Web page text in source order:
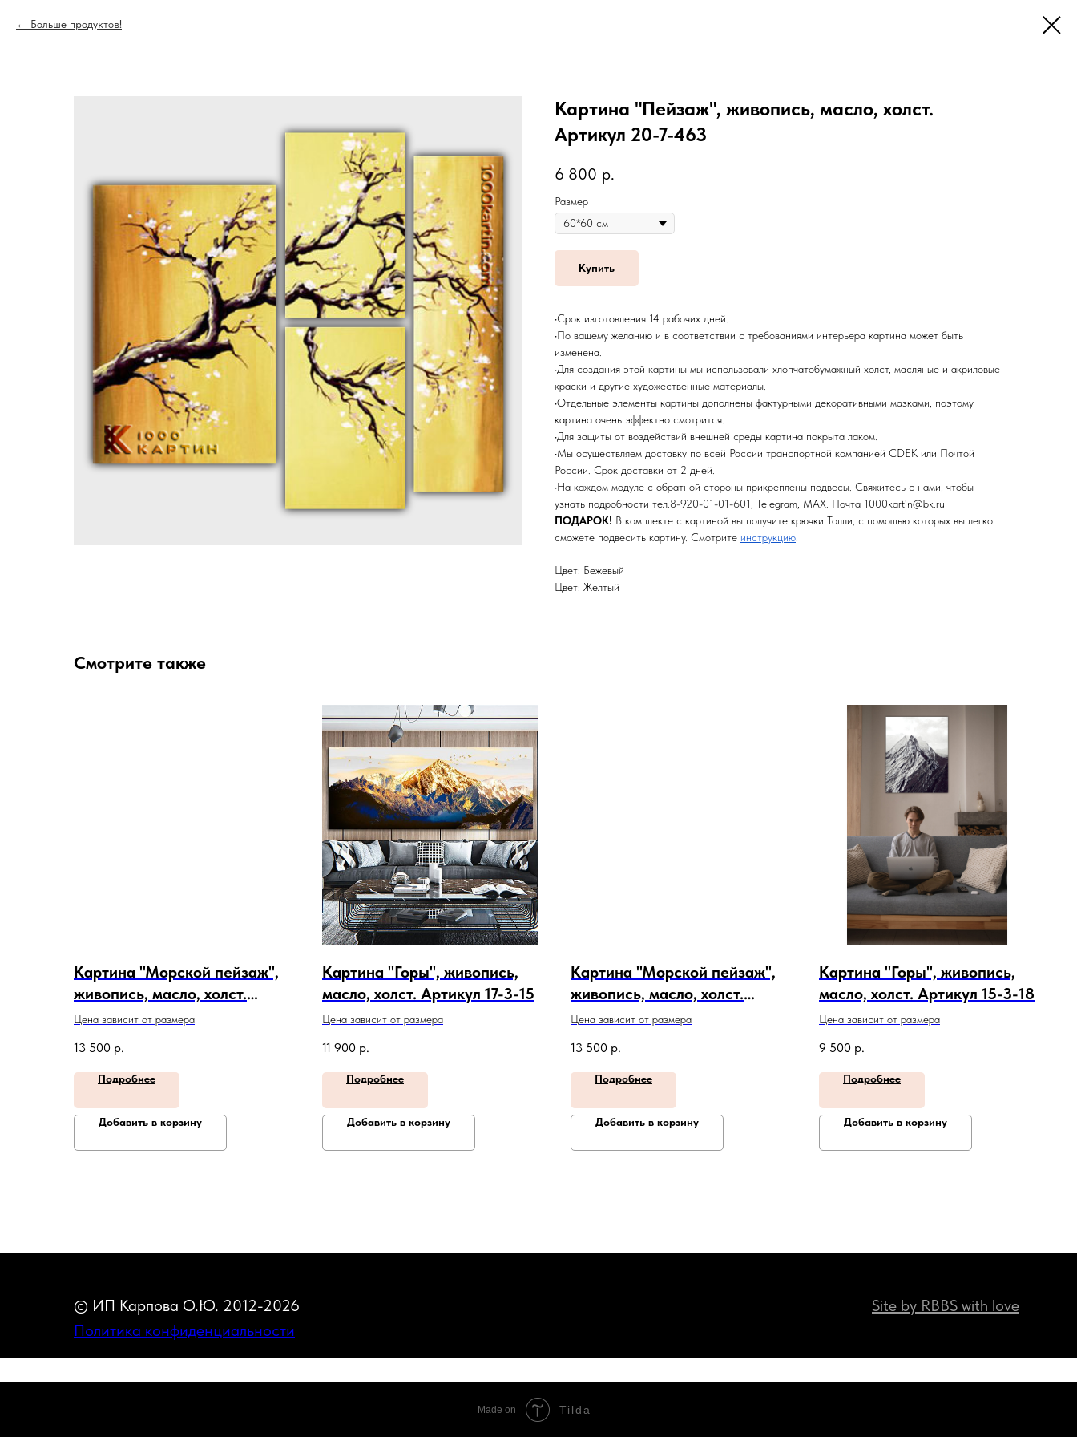
Больше продуктов!
Картина "Пейзаж", живопись, масло, холст.
Артикул 20-7-463
6 800 р.
Размер
Купить
•Срок изготовления 14 рабочих дней.
•По вашему желанию и в соответствии с требованиями интерьера картина может быть
изменена.
•Для создания этой картины мы использовали хлопчатобумажный холст, масляные и акриловые
краски и другие художественные материалы.
•Отдельные элементы картины дополнены фактурными декоративными мазками, поэтому
картина очень эффектно смотрится.
•Для защиты от воздействий внешней среды картина покрыта лаком.
•Мы осуществляем доставку по всей России транспортной компанией CDEK или Почтой
России. Срок доставки от 2 дней.
•На каждом модуле с обратной стороны прикреплены подвесы. Свяжитесь с нами, чтобы
узнать подробности тел.8-920-01-01-601, Telegram, MAX. Почта 1000kartin@bk.ru
ПОДАРОК! В комплекте с картиной вы получите крючки Толли, с помощью которых вы легко
сможете подвесить картину. Смотрите инструкцию
Цвет: Бежевый
Цвет: Желтый
Смотрите также
Картина "Морской пейзаж",
живопись, масло, холст.
Артикул 24-1-11
Цена зависит от размера
13 500 р.
Подробнее
Добавить в корзину
Картина "Горы", живопись,
масло, холст. Артикул 17-3-15
Цена зависит от размера
11 900 р.
Подробнее
Добавить в корзину
Картина "Морской пейзаж",
живопись, масло, холст.
Артикул 24-1-9
Цена зависит от размера
13 500 р.
Подробнее
Добавить в корзину
Картина "Горы", живопись,
масло, холст. Артикул 15-3-18
Цена зависит от размера
9 500 р.
Подробнее
Добавить в корзину
© ИП Карпова О.Ю. 2012-2026
Политика конфиденциальности
Site by RBBS with love
Made on Tilda